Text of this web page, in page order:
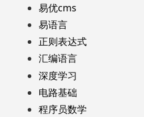
易优cms
易语言
正则表达式
汇编语言
深度学习
电路基础
程序员数学